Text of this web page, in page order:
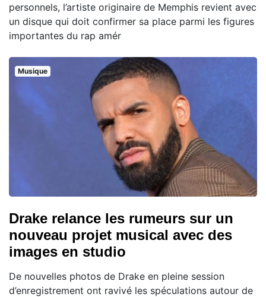
personnels, l’artiste originaire de Memphis revient avec
un disque qui doit confirmer sa place parmi les figures
importantes du rap amér
Musique
Drake relance les rumeurs sur un
nouveau projet musical avec des
images en studio
De nouvelles photos de Drake en pleine session
d’enregistrement ont ravivé les spéculations autour de